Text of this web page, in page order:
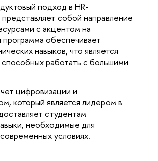
подход в HR-
собой направление
с акцентом на
обеспечивает
навыков, что является
работать с большими
цифровизации и
который является лидером в
студентам
необходимые для
условиях.